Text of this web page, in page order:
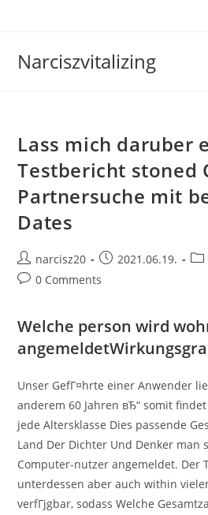
Narciszvitalizing
Lass mich daruber
Testbericht stoned
Partnersuche mit
Dates
Post
author:
narcisz20
Post
published:
2021.06.19.
Post0 Comments
Welche person wird
Unser GefГ¤hrte einer Anwender
anderem 60 Jahren вЂ“ somit
jede Altersklasse Dies passende
Land Der Dichter Und Denker man
Computer-nutzer angemeldet. Der
unterdessen aber auch within
verfГјgbar, sodass Welche